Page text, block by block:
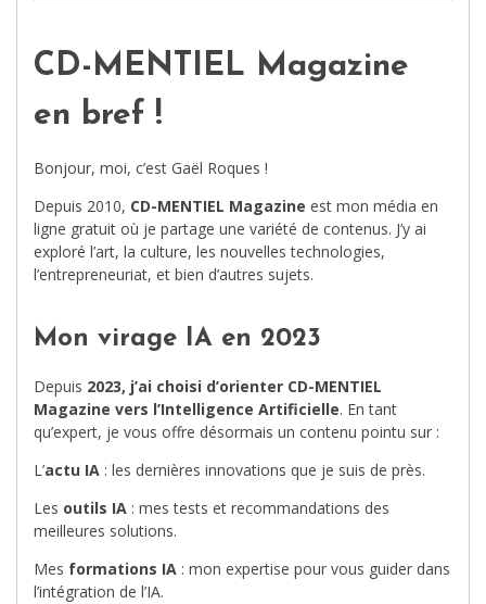
CD-MENTIEL Magazine
en bref !
Bonjour, moi, c’est Gaël Roques !
Depuis 2010, CD-MENTIEL Magazine est mon média en
ligne gratuit où je partage une variété de contenus. J’y ai
exploré l’art, la culture, les nouvelles technologies,
l’entrepreneuriat, et bien d’autres sujets.
Mon virage IA en 2023
Depuis 2023, j’ai choisi d’orienter CD-MENTIEL
Magazine vers l’Intelligence Artificielle. En tant
qu’expert, je vous offre désormais un contenu pointu sur :
L’actu IA : les dernières innovations que je suis de près.
Les outils IA : mes tests et recommandations des
meilleures solutions.
Mes formations IA : mon expertise pour vous guider dans
l’intégration de l’IA.